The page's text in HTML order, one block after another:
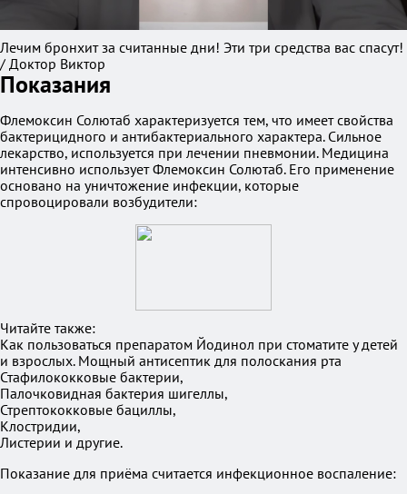
Лечим бронхит за считанные дни! Эти три средства вас спасут!
/ Доктор Виктор
Показания
Флемоксин Солютаб характеризуется тем, что имеет свойства
бактерицидного и антибактериального характера. Сильное
лекарство, используется при лечении пневмонии. Медицина
интенсивно использует Флемоксин Солютаб. Его применение
основано на уничтожение инфекции, которые
спровоцировали возбудители:
Читайте также:
Как пользоваться препаратом Йодинол при стоматите у детей
и взрослых. Мощный антисептик для полоскания рта
Стафилококковые бактерии,
Палочковидная бактерия шигеллы,
Стрептококковые бациллы,
Клостридии,
Листерии и другие.
Показание для приёма считается инфекционное воспаление: